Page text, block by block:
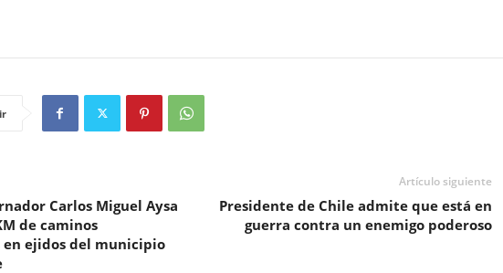
Carlos Miguel Aysa
de caminos
en ejidos del municipio
Artículo siguiente
Presidente de Chile admite que está en
guerra contra un enemigo poderoso